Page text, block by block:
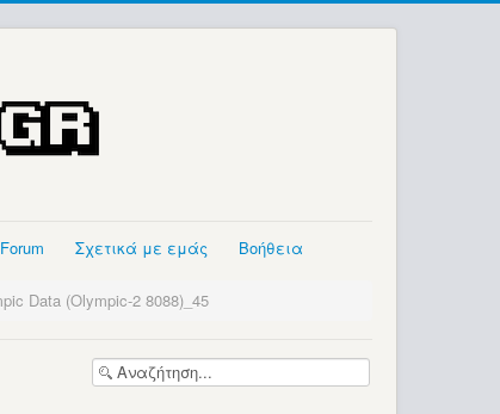
Forum Σχετικά με εμάς Βοήθεια
Data (Olympic-2 8088)_45